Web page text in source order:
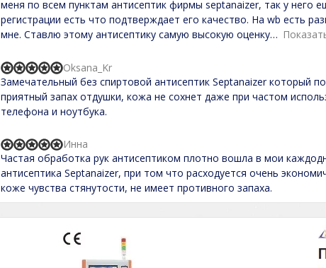
o
u
t
5
t
e
d
5
0
o
u
t
o
f
меня по всем пунктам антисептик фирмы septanaizer, так у него
регистрации есть что подтверждает его качество. На wb есть
мне. Ставлю этому антисептику самую высокую оценку
R
a
t
d
,
0
o
u
t
o
5
Замечательный без спиртовой антисептик Septanaizer который
приятный запах отдушки, кожа не сохнет даже при частом
телефона и ноутбука.
Oksana_Kr
R
a
t
e
d
5
,
Частая обработка рук антисептиком плотно вошла в мои
антисептика Septanaizer, при том что расходуется очень
коже чувства стянутости, не имеет противного запаха.
Инна